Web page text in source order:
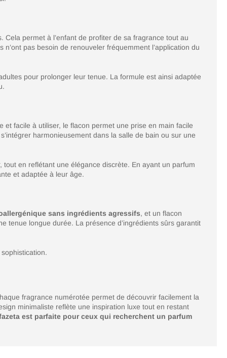
Cela permet à l’enfant de profiter de sa fragrance tout au
pas besoin de renouveler fréquemment l’application du
pour prolonger leur tenue. La formule est ainsi adaptée
facile à utiliser, le flacon permet une prise en main facile
harmonieusement dans la salle de bain ou sur une
en reflétant une élégance discrète. En ayant un parfum
et adaptée à leur âge.
sans ingrédients agressifs, et un flacon
tenue longue durée. La présence d’ingrédients sûrs garantit
fragrance numérotée permet de découvrir facilement la
minimaliste reflète une inspiration luxe tout en restant
est parfaite pour ceux qui recherchent un parfum